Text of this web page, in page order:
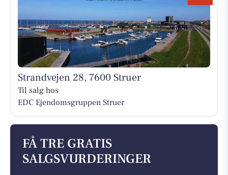
Strandvejen 28, 7600 Struer
Til salg hos
EDC Ejen­doms­grup­pen Struer
FÅ TRE GRATIS
SALGSVURDERINGER